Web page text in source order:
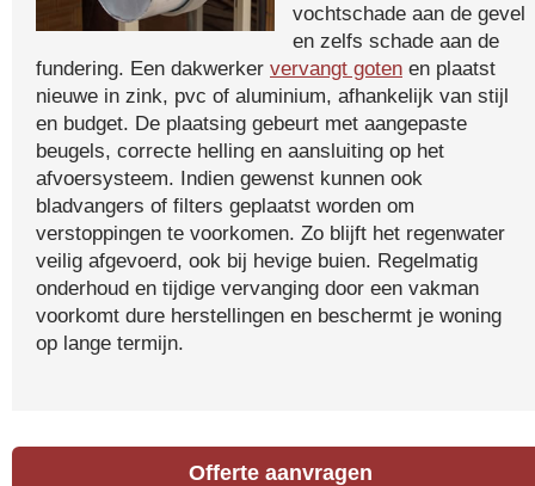
vochtschade aan de gevel
en zelfs schade aan de
fundering. Een dakwerker vervangt goten en plaatst
nieuwe in zink, pvc of aluminium, afhankelijk van stijl
en budget. De plaatsing gebeurt met aangepaste
beugels, correcte helling en aansluiting op het
afvoersysteem. Indien gewenst kunnen ook
bladvangers of filters geplaatst worden om
verstoppingen te voorkomen. Zo blijft het regenwater
veilig afgevoerd, ook bij hevige buien. Regelmatig
onderhoud en tijdige vervanging door een vakman
voorkomt dure herstellingen en beschermt je woning
op lange termijn.
Offerte aanvragen